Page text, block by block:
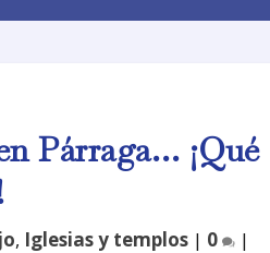
Párraga… ¡Qué
, Iglesias y templos | 0 |